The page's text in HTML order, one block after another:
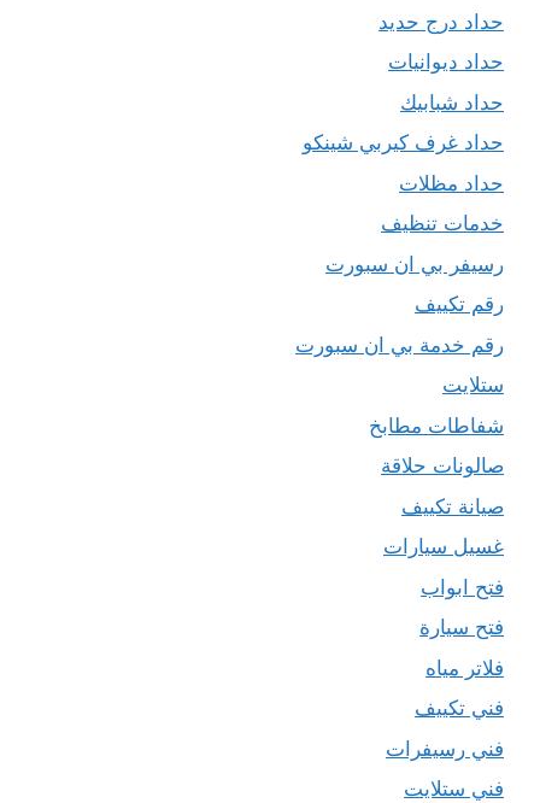
حداد درج حديد
حداد ديوانيات
حداد شبابيك
حداد غرف كيربي شينكو
حداد مظلات
خدمات تنظيف
رسيفر بي ان سبورت
رقم تكييف
رقم خدمة بي ان سبورت
ستلايت
شفاطات مطابخ
صالونات حلاقة
صيانة تكييف
غسيل سيارات
فتح ابواب
فتح سيارة
فلاتر مياه
فني تكييف
فني رسيفرات
فني ستلايت